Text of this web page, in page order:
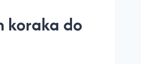
koraka do